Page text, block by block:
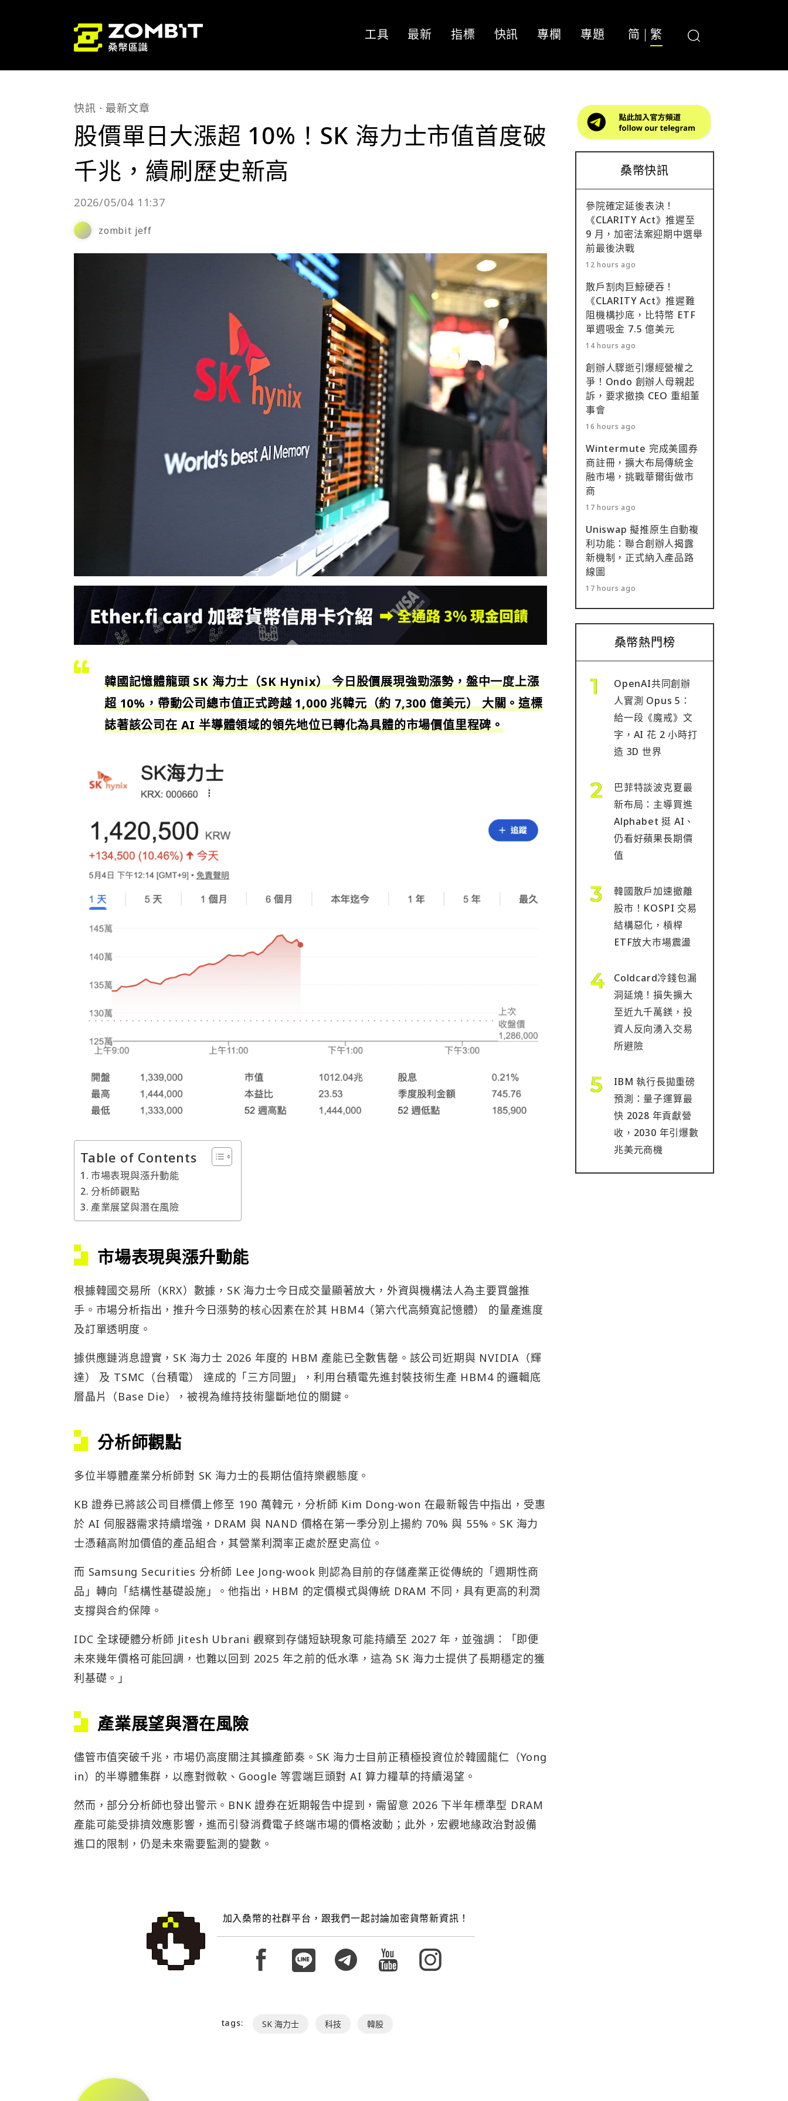
工具 最新 指標 快訊 專欄 專題 简 繁
快訊 最新文章
股價單日大漲超 10%！SK 海力士市值首度破
千兆，續刷歷史新高
2026/05/04 11:37
zombit jeff
韓國記憶體龍頭 SK 海力士（SK Hynix） 今日股價展現強勁漲勢，盤中一度上漲
超 10%，帶動公司總市值正式跨越 1,000 兆韓元（約 7,300 億美元） 大關。這標
誌著該公司在 AI 半導體領域的領先地位已轉化為具體的市場價值里程碑。
Table of Contents
市場表現與漲升動能
分析師觀點
產業展望與潛在風險
市場表現與漲升動能
根據韓國交易所（KRX）數據，SK 海力士今日成交量顯著放大，外資與機構法人為主要買盤推
手。市場分析指出，推升今日漲勢的核心因素在於其 HBM4（第六代高頻寬記憶體） 的量產進度
及訂單透明度。
據供應鏈消息證實，SK 海力士 2026 年度的 HBM 產能已全數售罄。該公司近期與 NVIDIA（輝
達） 及 TSMC（台積電） 達成的「三方同盟」，利用台積電先進封裝技術生產 HBM4 的邏輯底
層晶片（Base Die），被視為維持技術壟斷地位的關鍵。
分析師觀點
多位半導體產業分析師對 SK 海力士的長期估值持樂觀態度。
KB 證券已將該公司目標價上修至 190 萬韓元，分析師 Kim Dong-won 在最新報告中指出，受惠
於 AI 伺服器需求持續增強，DRAM 與 NAND 價格在第一季分別上揚約 70% 與 55%。SK 海力
士憑藉高附加價值的產品組合，其營業利潤率正處於歷史高位。
而 Samsung Securities 分析師 Lee Jong-wook 則認為目前的存儲產業正從傳統的「週期性商
品」轉向「結構性基礎設施」。他指出，HBM 的定價模式與傳統 DRAM 不同，具有更高的利潤
支撐與合約保障。
IDC 全球硬體分析師 Jitesh Ubrani 觀察到存儲短缺現象可能持續至 2027 年，並強調：「即便
未來幾年價格可能回調，也難以回到 2025 年之前的低水準，這為 SK 海力士提供了長期穩定的獲
利基礎。」
產業展望與潛在風險
儘管市值突破千兆，市場仍高度關注其擴產節奏。SK 海力士目前正積極投資位於韓國龍仁（Yong
in）的半導體集群，以應對微軟、Google 等雲端巨頭對 AI 算力糧草的持續渴望。
然而，部分分析師也發出警示。BNK 證券在近期報告中提到，需留意 2026 下半年標準型 DRAM
產能可能受排擠效應影響，進而引發消費電子終端市場的價格波動；此外，宏觀地緣政治對設備
進口的限制，仍是未來需要監測的變數。
加入桑幣的社群平台，跟我們一起討論加密貨幣新資訊！
tags: SK 海力士 科技 韓股
桑幣快訊
參院確定延後表決！
《CLARITY Act》推遲至
9 月，加密法案迎期中選舉
前最後決戰
12 hours ago
散戶割肉巨鯨硬吞！
《CLARITY Act》推遲難
阻機構抄底，比特幣 ETF
單週吸金 7.5 億美元
14 hours ago
創辦人驟逝引爆經營權之
爭！Ondo 創辦人母親起
訴，要求撤換 CEO 重組董
事會
16 hours ago
Wintermute 完成美國券
商註冊，擴大布局傳統金
融市場，挑戰華爾街做市
商
17 hours ago
Uniswap 擬推原生自動複
利功能：聯合創辦人揭露
新機制，正式納入產品路
線圖
17 hours ago
桑幣熱門榜
OpenAI共同創辦
人實測 Opus 5：
給一段《魔戒》文
字，AI 花 2 小時打
造 3D 世界
巴菲特談波克夏最
新布局：主導買進
Alphabet 挺 AI、
仍看好蘋果長期價
值
韓國散戶加速撤離
股市！KOSPI 交易
結構惡化，槓桿
ETF放大市場震盪
Coldcard冷錢包漏
洞延燒！損失擴大
至近九千萬鎂，投
資人反向湧入交易
所避險
IBM 執行長拋重磅
預測：量子運算最
快 2028 年貢獻營
收，2030 年引爆數
兆美元商機